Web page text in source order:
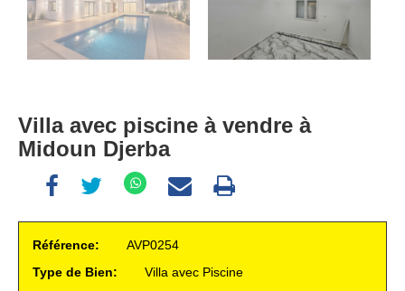
Villa avec piscine à vendre à
Midoun Djerba
Référence:
AVP0254
Type de Bien:
Villa avec Piscine